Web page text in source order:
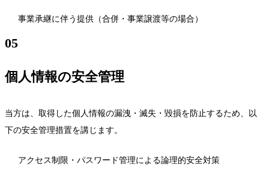
事業承継に伴う提供（合併・事業譲渡等の場合）
05
個人情報の安全管理
当方は、取得した個人情報の漏洩・滅失・毀損を防止するため、以
下の安全管理措置を講じます。
アクセス制限・パスワード管理による論理的安全対策